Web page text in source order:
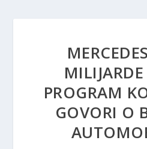
PROGRAM
GOVORI O